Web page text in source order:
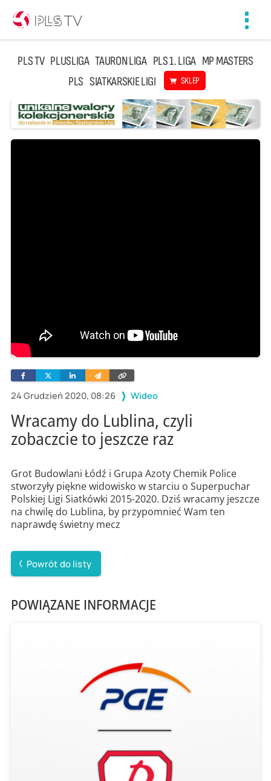
PLS TV PLUSLIGA TAURON LIGA PLS 1. LIGA MP MASTERS
PLS SIATKARSKIE LIGI SKLEP
24 Grudzień 2020, 08:26 Wideo
FacebookTwitterLinkedinWyślij
e-
Skopiuj
link
Wracamy do Lublina, czyli
zobaczcie to jeszcze raz
Grot Budowlani Łódź i Grupa Azoty Chemik Police
stworzyły piękne widowisko w starciu o Superpuchar
Polskiej Ligi Siatkówki 2015-2020. Dziś wracamy jeszcze
na chwilę do Lublina, by przypomnieć Wam ten
naprawdę świetny mecz
Powrót do listy
POWIĄZANE INFORMACJE